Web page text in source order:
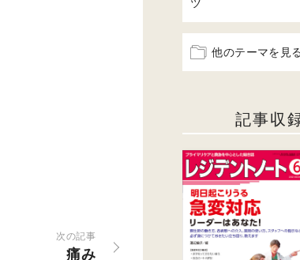
ツ
他のテーマを見る
記事収
次の記事
痛み